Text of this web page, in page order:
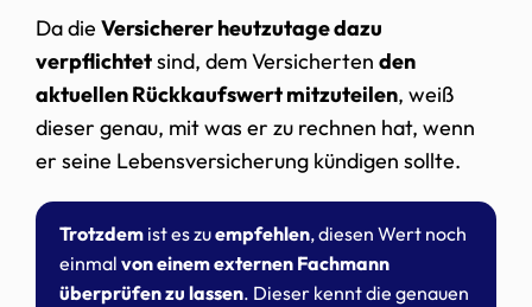
Da die Versicherer heutzutage dazu
verpflichtetsind, dem Versicherten den
aktuellen Rückkaufswert mitzuteilen, weiß
dieser genau, mit was er zu rechnen hat, wenn
er seine Lebensversicherung kündigen sollte.
Trotzdem ist es zuempfehlen, diesen Wert noch
einmal von einem externen Fachmann
überprüfen zu lassen. Dieser kennt die genauen